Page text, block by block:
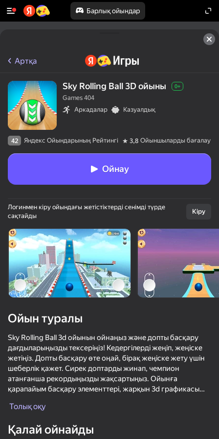
Барлық ойындар
Құрылғыны бұрыңыз
Ойын тек көлденең
бағдарда ғана істейді
Соревнование По Мячу
Артқа
Sky Rolling Ball 3D ойыны 0+
Games 404
Аркадалар
Казуалдық
42 Яндекс Ойындарының Рейтингі 3,8 Ойыншыларды бағалау
Ойнау
Логинмен кіру ойындағы жетістіктерді сенімді түрде
сақтайды
Кіру
Ойын туралы
Sky Rolling Ball 3d ойынын ойнаңыз және допты басқару
дағдыларыңызды тексеріңіз! Кедергілерді жеңіп, жеңіске
жетіңіз. Допты басқару өте оңай, бірақ жеңіске жету үшін
шеберлік қажет. Сирек доптарды жинап, чемпион
атанғанша рекордыңызды жақсартыңыз. Ойынға
қарапайым басқару элементтері, жарқын 3d графикасы
Толық оқу
Қалай ойнайды